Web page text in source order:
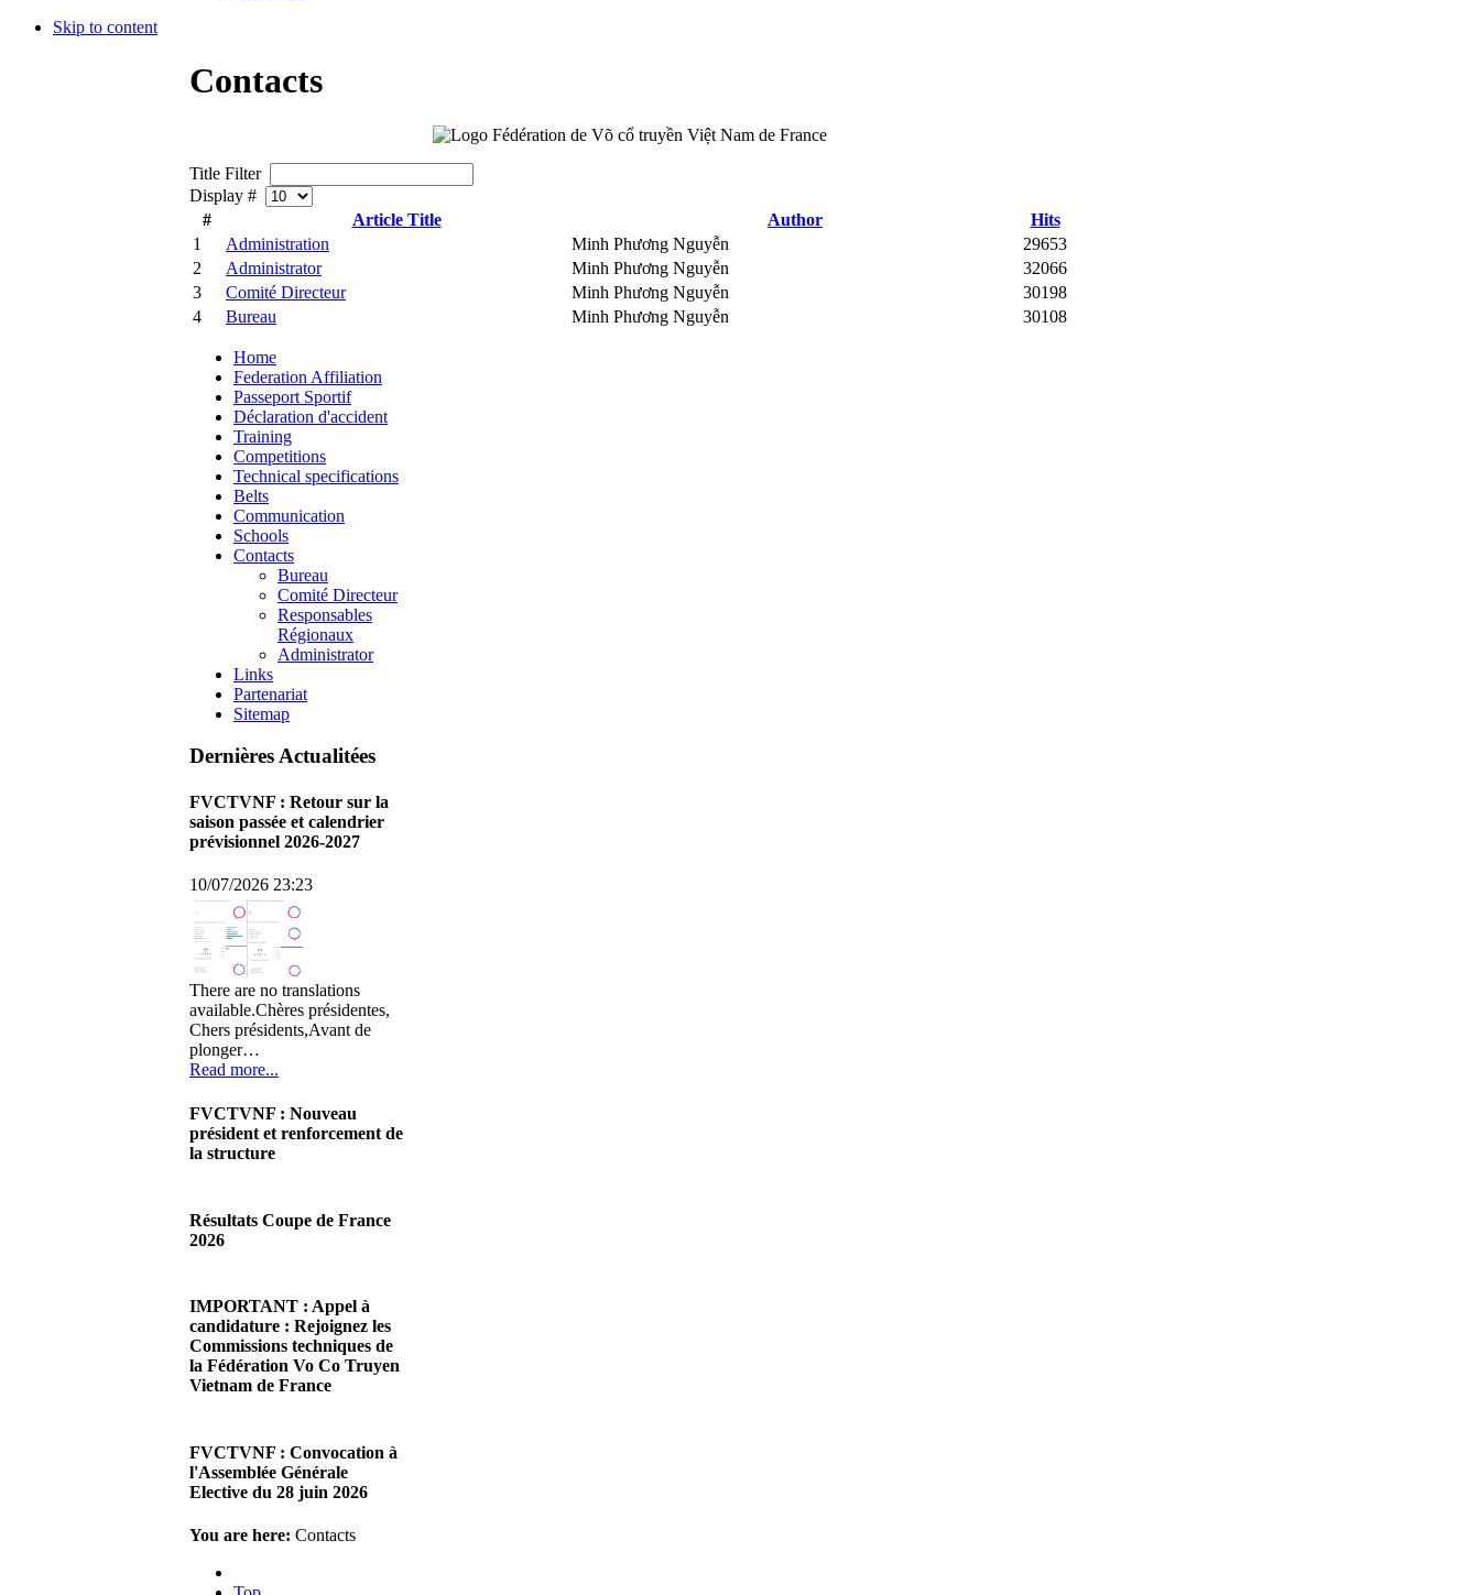
Skip to content
Contacts
Title Filter
Display #
#
Article Title Author
Hits
1
Administration Minh Phương Nguyễn
29653
2
Administrator Minh Phương Nguyễn
32066
3
Comité Directeur Minh Phương Nguyễn
30198
4
Bureau Minh Phương Nguyễn 30108
Home
Federation Affiliation
Passeport Sportif
Déclaration d'accident
Training
Competitions
Technical specifications
Belts
Communication
Schools
Contacts
Bureau
Comité Directeur
Responsables
Régionaux
Administrator
Links
Partenariat
Sitemap
Dernières Actualitées
FVCTVNF : Retour sur la
saison passée et calendrier
prévisionnel 2026-2027
10/07/2026 23:23
There are no translations
available.Chères présidentes,
Chers présidents,Avant de
plonger…
Read more...
FVCTVNF : Nouveau
président et renforcement de
la structure
There are no translations
available.Chères Présidentes,
Read more...
Résultats Coupe de France
2026
There are no translations
available.Cliquez sur ce lien
pour accéder aux résultats
Read more...
IMPORTANT : Appel à
candidature : Rejoignez les
Commissions techniques de
la Fédération Vo Co Truyen
Vietnam de France
There are no translations
available.Madame la
Présidente, Monsieur le
Read more...
FVCTVNF : Convocation à
l'Assemblée Générale
Elective du 28 juin 2026
23/05/2026 23:00
available.Chères Présidentes,
You are here: Contacts